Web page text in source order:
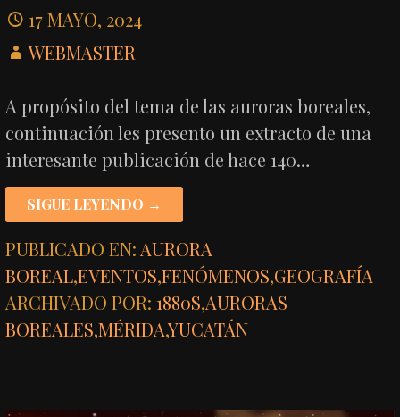
17 MAYO, 2024
WEBMASTER
A propósito del tema de las auroras boreales,
continuación les presento un extracto de una
interesante publicación de hace 140…
SIGUE LEYENDO →
PUBLICADO EN: AURORA
BOREAL,EVENTOS,FENÓMENOS,GEOGRAFÍA
ARCHIVADO POR:1880S,AURORAS
BOREALES,MÉRIDA,YUCATÁN